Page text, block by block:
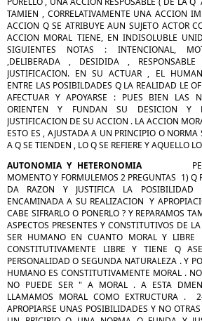
TAMIEN , CORRELATIVAMENTE UNA ACCION
ACCION Q SE ATRIBUYE AUN SUJETO ACTOR
ACCION MORAL TIENE, EN INDISOLUBLE
SIGUIENTES NOTAS : INTENCIONAL,
,DELIBERADA , DESIDIDA ,
JUSTIFICACION. EN SU ACTUAR , EL
ENTRE LAS POSIBILDADES Q LA REALIDAD LE
AFECTUAR Y APOYARSE : PUES BIEN LAS
ORIENTEN Y FUNDAN SU DESICION Y
JUSTIFICACION DE SU ACCION . LA ACCION
ESTO ES , AJUSTADA A UN PRINCIPIO O NORMA
A Q SE TIENDEN , LO Q SE REFIERE Y AQUELLO
AUTONOMIA Y HETERONOMIAPERO
MOMENTO Y FORMULEMOS 2 PREGUNTAS 1) Q
DA RAZON Y JUSTIFICA LA POSIBILIDAD
ENCAMINADA A SU REALIZACION Y
CABE SIFRARLO O PONERLO ? Y REPARAMOS
ASPECTOS PRESENTES Y CONSTITUTIVOS DE
SER HUMANO EN CUANTO MORAL Y
CONSTITUTIVAMENTE LIBRE Y TIENE Q
PERSONALIDAD O SEGUNDA NATURALEZA . Y
HUMANO ES CONSTITUTIVAMENTE MORAL .
NO PUEDE SER " A MORAL . A ESTA
LLAMAMOS MORAL COMO EXTRUCTURA .
APROPIARSE UNAS POSIBILIDADES Y NO